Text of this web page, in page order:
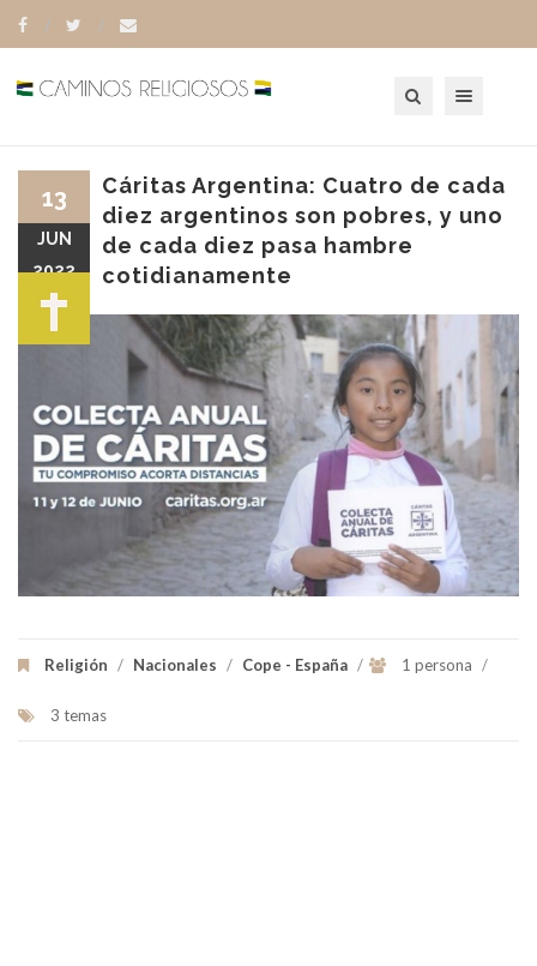
Cáritas Argentina: Cuatro de cada
diez argentinos son pobres, y uno
de cada diez pasa hambre
cotidianamente
Religión / Nacionales / Cope - España / 1 persona /
3 temas
13
JUN
2022